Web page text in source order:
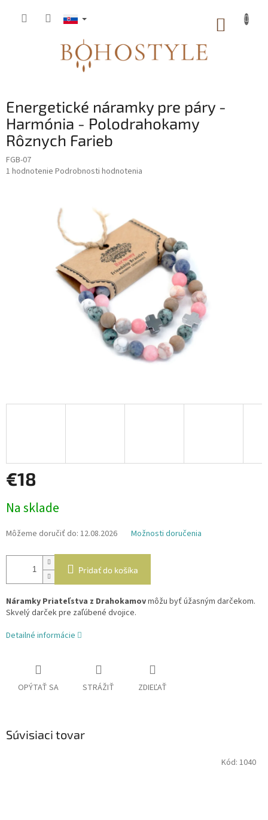
Energetické náramky pre páry -
Harmónia - Polodrahokamy
Rôznych Farieb
FGB-07
Priemerné
1 hodnotenie Podrobnosti hodnotenia
€18
cena:
Na sklade
Môžeme doručiť do: 12.08.2026 Možnosti doručenia
Pridať do košíka
Náramky Priateľstva z Drahokamovmôžu byť úžasným darčekom.
Skvelý darček pre zaľúbené dvojice.
Detailné informácie
OPÝTAŤ SA STRÁŽIŤ ZDIEĽAŤ
Súvisiaci tovar
Kód: 1040